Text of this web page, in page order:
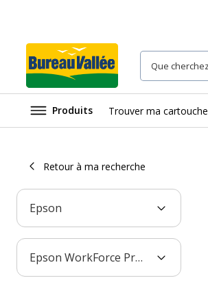
Produits Trouver ma cartouche
Retour à ma recherche
Epson
Epson WorkForce Pro WF-M5799DW (MEA)